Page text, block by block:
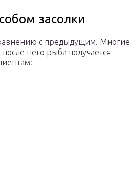
засолки
с предыдущим. Многие
него рыба получается